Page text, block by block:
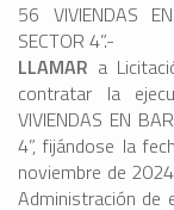
56 VIVIENDAS
SECTOR 4”.-
LLAMAR a
contratar la
VIVIENDAS EN
4”, fijándose la
noviembre de
Administración de